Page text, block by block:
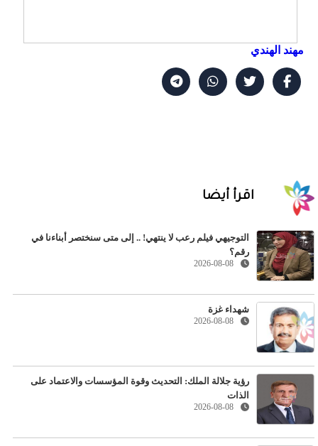
مهند الهندي
اقرأ أيضا
التوجيهي فيلم رعب لا ينتهي! .. إلى متى سنختصر أبناءنا في
رقم؟
2026-08-08
شهداء غزة
2026-08-08
رؤية جلالة الملك: التحديث وقوة المؤسسات والاعتماد على
الذات
2026-08-08